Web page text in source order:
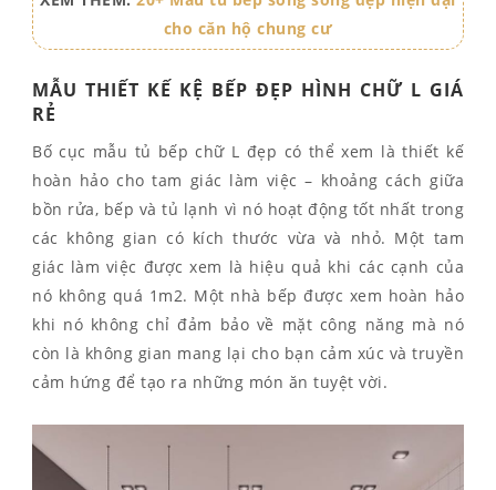
cho căn hộ chung cư
MẪU THIẾT KẾ KỆ BẾP ĐẸP HÌNH CHỮ L GIÁ
RẺ
Bố cục mẫu tủ bếp chữ L đẹp có thể xem là thiết kế
hoàn hảo cho tam giác làm việc – khoảng cách giữa
bồn rửa, bếp và tủ lạnh vì nó hoạt động tốt nhất trong
các không gian có kích thước vừa và nhỏ. Một tam
giác làm việc được xem là hiệu quả khi các cạnh của
nó không quá 1m2. Một nhà bếp được xem hoàn hảo
khi nó không chỉ đảm bảo về mặt công năng mà nó
còn là không gian mang lại cho bạn cảm xúc và truyền
cảm hứng để tạo ra những món ăn tuyệt vời.